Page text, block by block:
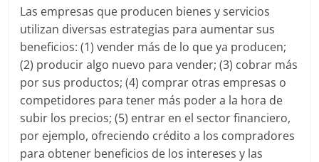
Las empresas que producen bienes y servicios
utilizan diversas estrategias para aumentar sus
beneficios: (1) vender más de lo que ya producen;
(2) producir algo nuevo para vender; (3) cobrar más
por sus productos; (4) comprar otras empresas o
competidores para tener más poder a la hora de
subir los precios; (5) entrar en el sector financiero,
por ejemplo, ofreciendo crédito a los compradores
para obtener beneficios de los intereses y las